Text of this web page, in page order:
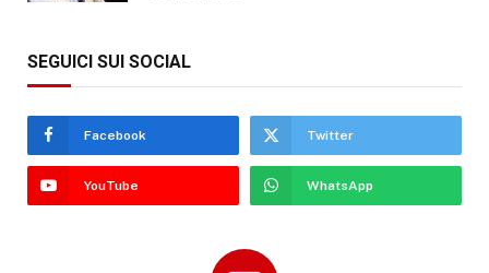
SEGUICI SUI SOCIAL
Facebook Twitter
YouTube WhatsApp